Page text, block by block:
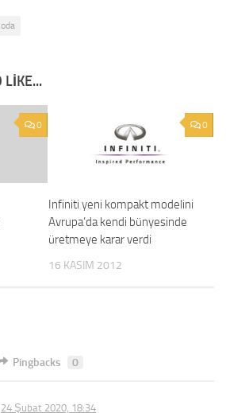
LIKE...
0 0
Infiniti yeni kompakt modelini
Avrupa’da kendi bünyesinde
üretmeye karar verdi
16 KASIM 2012
Pingbacks 0
24 Şubat 2020, 18:34